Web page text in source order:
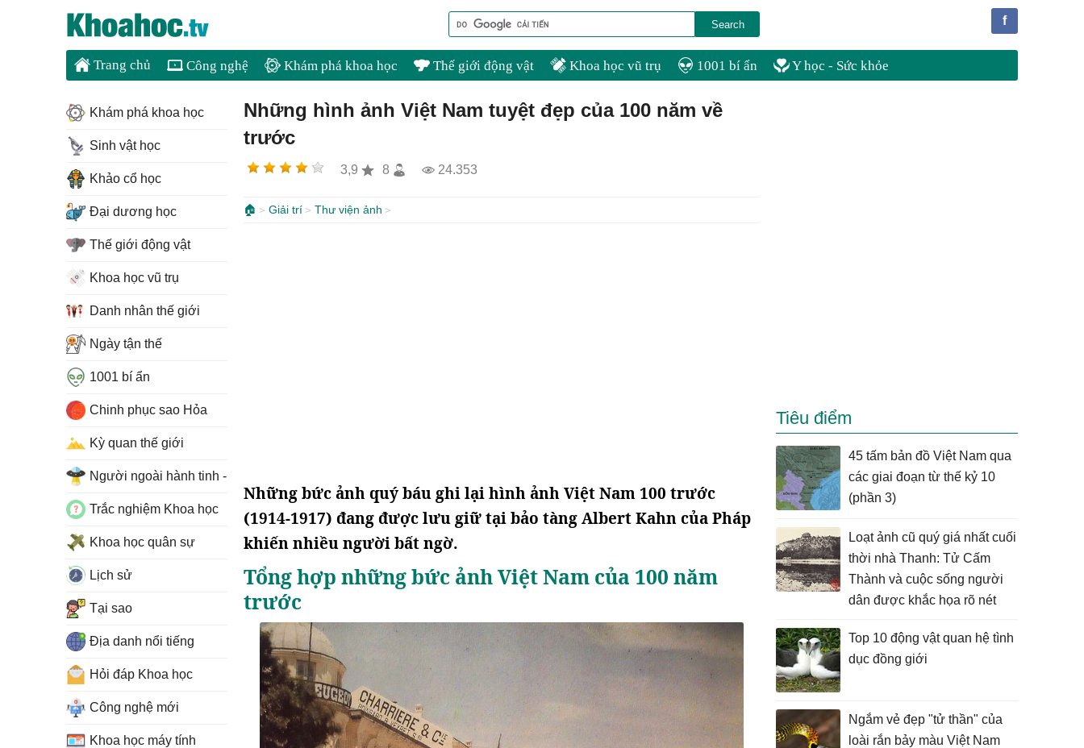
f
Trang chủ Công nghệ Khám phá khoa học Thế giới động vật Khoa học vũ trụ 1001 bí ẩn Y học - Sức khỏe
Những hình ảnh Việt Nam tuyệt đẹp của 100 năm về
trước
3,9 8 24.353
🏠 Giải trí Thư viện ảnh
Những bức ảnh quý báu ghi lại hình ảnh Việt Nam 100 trước
(1914-1917) đang được lưu giữ tại bảo tàng Albert Kahn của Pháp
khiến nhiều người bất ngờ.
Tổng hợp những bức ảnh Việt Nam của 100 năm
trước
Tiêu điểm
45 tấm bản đồ Việt Nam qua
các giai đoạn từ thế kỷ 10
(phần 3)
Loạt ảnh cũ quý giá nhất cuối
thời nhà Thanh: Tử Cấm
Thành và cuộc sống người
dân được khắc họa rõ nét
Top 10 động vật quan hệ tình
dục đồng giới
Ngắm vẻ đẹp "tử thần" của
loài rắn bảy màu Việt Nam
Khám phá khoa học
Sinh vật học
Khảo cổ học
Đại dương học
Thế giới động vật
Khoa học vũ trụ
Danh nhân thế giới
Ngày tận thế
1001 bí ẩn
Chinh phục sao Hỏa
Kỳ quan thế giới
Người ngoài hành tinh - UFO
Trắc nghiệm Khoa học
Khoa học quân sự
Lịch sử
Tại sao
Địa danh nổi tiếng
Hỏi đáp Khoa học
Công nghệ mới
Khoa học máy tính